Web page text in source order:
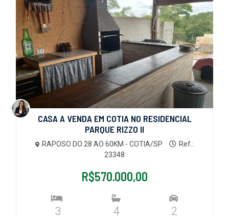
CASA A VENDA EM COTIA NO RESIDENCIAL
PARQUE RIZZO II
RAPOSO DO 28 AO 60KM - COTIA/SP
Ref.:
23348
R$570.000,00
3 4 2